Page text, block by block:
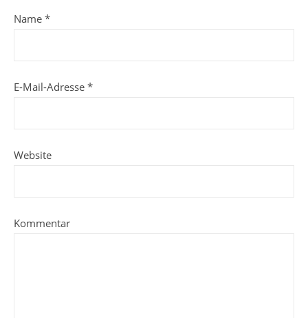
Name *
E-Mail-Adresse *
Website
Kommentar